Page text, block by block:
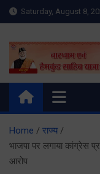
Skip
to
Saturday, August 8,
Meru
News |
meruraibar.com
Home
राज्य
भाजपा पर लगाया कांग्रेस
आरोप